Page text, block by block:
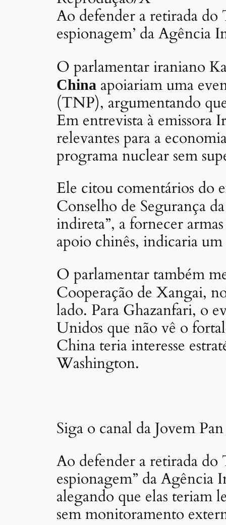
Ao defender a retirada do
espionagem’ da Agência
O parlamentar iraniano
China apoiariam uma
(TNP), argumentando
Em entrevista à emissora
relevantes para a
programa nuclear sem
Ele citou comentários do
Conselho de Segurança
indireta”, a fornecer
apoio chinês, indicaria
O parlamentar também
Cooperação de Xangai,
lado. Para Ghazanfari, o
Unidos que não vê o
China teria interesse
Washington.
Siga o canal da Jovem
Ao defender a retirada do
espionagem” da
alegando que elas teriam
sem monitoramento